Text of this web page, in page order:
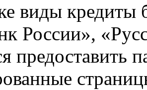
виды кредиты
России»,
предоставить